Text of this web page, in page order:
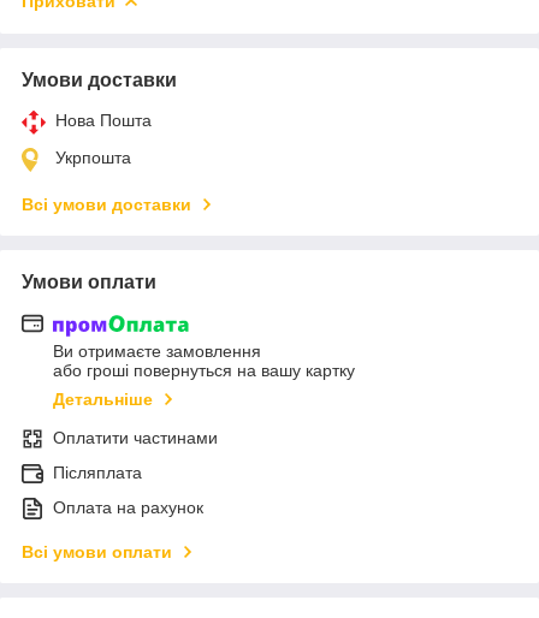
Умови доставки
Нова Пошта
Укрпошта
Всі умови доставки
Умови оплати
Ви отримаєте замовлення
або гроші повернуться на вашу картку
Детальніше
Оплатити частинами
Післяплата
Оплата на рахунок
Всі умови оплати